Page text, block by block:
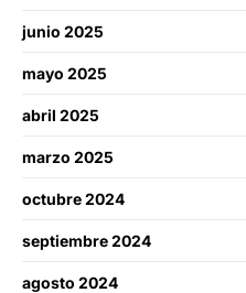
junio 2025
mayo 2025
abril 2025
marzo 2025
octubre 2024
septiembre 2024
agosto 2024